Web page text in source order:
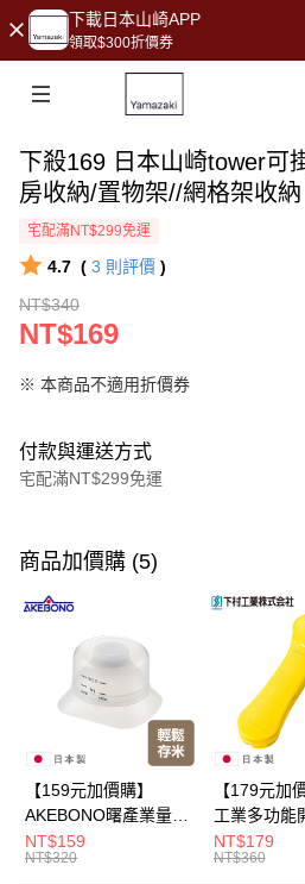
下載日本山崎APP
領取$300折價券
下殺169 日本山崎tower可
房收納/置物架//網格架收納
宅配滿NT$299免運
4.7 ( 3 則評價 )
NT$340
NT$169
※ 本商品不適用折價券
付款與運送方式
宅配滿NT$299免運
信用卡一次付款
超商取貨付款
LINE Pay
Apple Pay
Google Pay
全盈+PAY
大哥付你分期
商品加價購 (5)
【159元加價購】
AKEBONO曙產業量米
杯漏斗組(白)/量米杯/
米桶/量米用具/任二件8
NT$159
NT$320
【179元加
工業多功能
瓶器/餐廚用
具/任二件8折
NT$179
NT$360